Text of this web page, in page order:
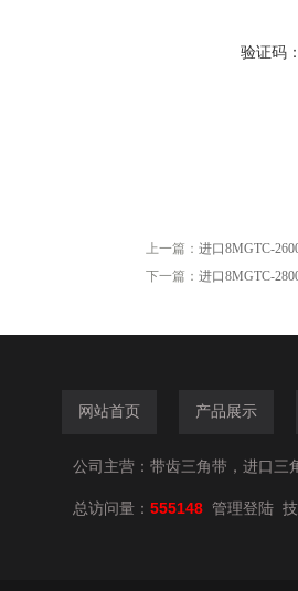
验证码
上一篇： 进口8MGTC-
下一篇： 进口8MGTC-
网站首页 产品展示
公司主营：带齿三角带，进口三
总访问量： 555148 管理登陆